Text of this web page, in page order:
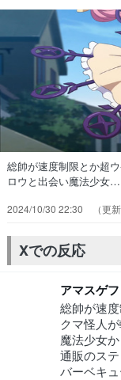
総帥が速度制限とか
ロウと出会い魔法少
た武器...こんな宝物手
ゃん可愛い！冷えたマ
再生産デ… "困ってる
2024/10/30 22:30
Xでの反応
総帥が速
クマ怪人
魔法少女
通販のス
バーベキ